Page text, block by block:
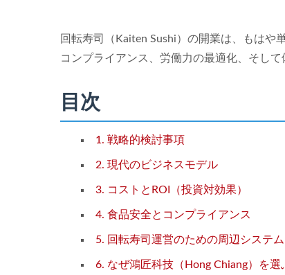
回転寿司（Kaiten Sushi）の開業は、もはや
コンプライアンス、労働力の最適化、そし
目次
1. 戦略的検討事項
2. 現代のビジネスモデル
3. コストとROI（投資対効果）
4. 食品安全とコンプライアンス
5. 回転寿司運営のための周辺システム
6. なぜ鴻匠科技（Hong Chiang）を選